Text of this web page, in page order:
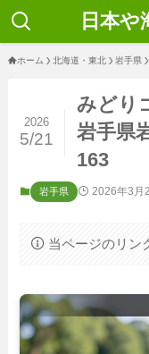
日本
ホーム 北海道・東北 岩手県
みどり
岩手県
163
2026
5/21
岩手県 2026年3月
当ページのリン